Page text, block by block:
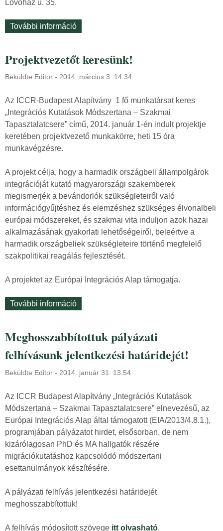
Lövőház u. 35.
További információ
h
ó
/
I
n
a
t
i
o
n
t
a
t
o
m
l
k
p
c
s
o
l
a
t
s
a
Projektvezetőt keresünk!
Beküldte Editor - 2014. március 3. 14.34
Az ICCR-Budapest Alapítvány 1 fő munkatársat keres
„Integrációs Kutatások Módszertana – Szakmai
Tapasztalatcsere” című, 2014. január 1-én indult projektje
keretében projektvezető munkakörre, heti 15 óra
munkavégzésre.
A projekt célja, hogy a harmadik országbeli állampolgárok
integrációját kutató magyarországi szakemberek
megismerjék a bevándorlók szükségleteiről való
információgyűjtéshez és elemzéshez szükséges élvonalbeli
európai módszereket, és szakmai vita induljon azok hazai
alkalmazásának gyakorlati lehetőségeiről, beleértve a
harmadik országbeliek szükségleteire történő megfelelő
szakpolitikai reagálás fejlesztését.
A projektet az Európai Integrációs Alap támogatja.
További információ
j
e
e
z
e
t
ő
t
k
r
e
Meghosszabbítottuk pályázati
felhívásunk jelentkezési határidejét!
Beküldte Editor - 2014. január 31. 13.54
Az ICCR Budapest Alapítvány „Integrációs Kutatások
Módszertana – Szakmai Tapasztalatcsere” elnevezésű, az
Európai Integrációs Alap által támogatott (EIA/2013/4.8.1.),
programjában pályázatot hirdet, elsősorban, de nem
kizárólagosan PhD és MA hallgatók részére
migrációkutatáshoz kapcsolódó módszertani
esettanulmányok készítésére.
A pályázati felhívás jelentkezési határidejét
meghosszabbítottuk!
A felhívás módosított szövege itt olvasható.